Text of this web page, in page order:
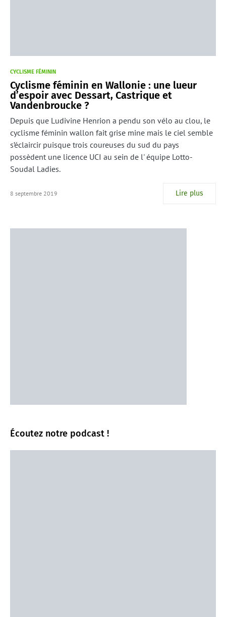
CYCLISME FÉMININ
Cyclisme féminin en Wallonie : une lueur
d’espoir avec Dessart, Castrique et
Vandenbroucke ?
Depuis que Ludivine Henrion a pendu son vélo au clou, le
cyclisme féminin wallon fait grise mine mais le ciel semble
s’éclaircir puisque trois coureuses du sud du pays
possèdent une licence UCI au sein de l' équipe Lotto-
Soudal Ladies.
8 septembre 2019 Lire plus
Écoutez notre podcast !